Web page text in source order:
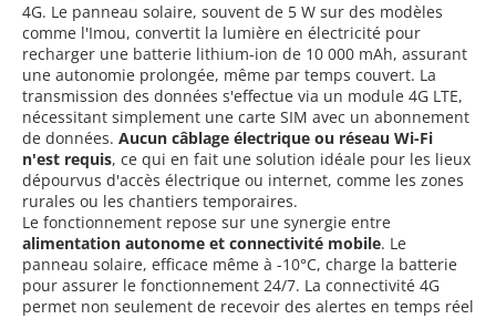
4G. Le panneau solaire, souvent de 5 W sur des modèles
comme l'Imou, convertit la lumière en électricité pour
recharger une batterie lithium-ion de 10 000 mAh, assurant
une autonomie prolongée, même par temps couvert. La
transmission des données s'effectue via un module 4G LTE,
nécessitant simplement une carte SIM avec un abonnement
de données. Aucun câblage électrique ou réseau Wi-Fi
n'est requis, ce qui en fait une solution idéale pour les lieux
dépourvus d'accès électrique ou internet, comme les zones
rurales ou les chantiers temporaires.
Le fonctionnement repose sur une synergie entre
alimentation autonome et connectivité mobile. Le
panneau solaire, efficace même à -10°C, charge la batterie
pour assurer le fonctionnement 24/7. La connectivité 4G
permet non seulement de recevoir des alertes en temps réel